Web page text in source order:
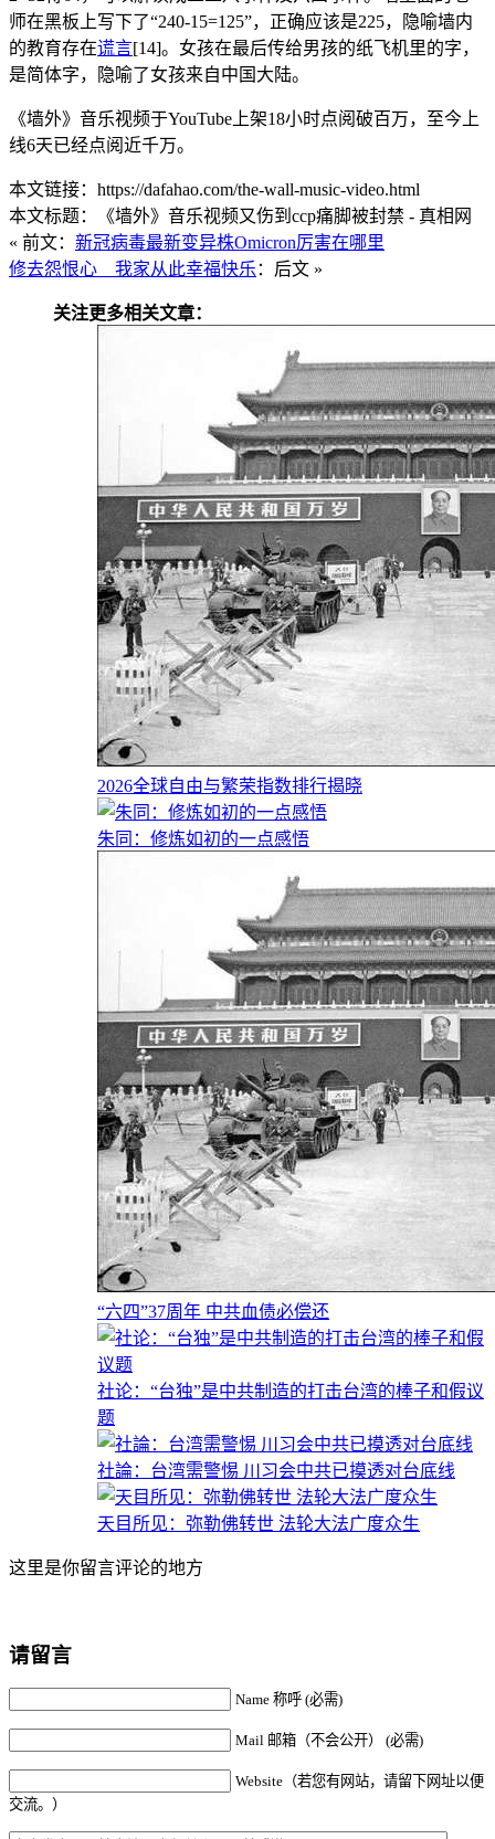
师在黑板上写下了“240-15=125”，正确应该是225，隐喻墙内
的教育存在谎言[14]。女孩在最后传给男孩的纸飞机里的字，
是简体字，隐喻了女孩来自中国大陆。
《墙外》音乐视频于YouTube上架18小时点阅破百万，至今上
线6天已经点阅近千万。
本文链接：https://dafahao.com/the-wall-music-video.html
本文标题：《墙外》音乐视频又伤到ccp痛脚被封禁 - 真相网
« 前文： 新冠病毒最新变异株Omicron厉害在哪里
修去怨恨心 我家从此幸福快乐 ：后文 »
关注更多相关文章：
2026全球自由与繁荣指数排行揭晓
朱同：修炼如初的一点感悟
“六四”37周年 中共血债必偿还
社论：“台独”是中共制造的打击台湾的棒子和假议
题
社論：台湾需警惕 川习会中共已摸透对台底线
天目所见：弥勒佛转世 法轮大法广度众生
这里是你留言评论的地方
请留言
Name 称呼 (必需)
Mail 邮箱（不会公开） (必需)
Website（若您有网站，请留下网址以便
交流。）